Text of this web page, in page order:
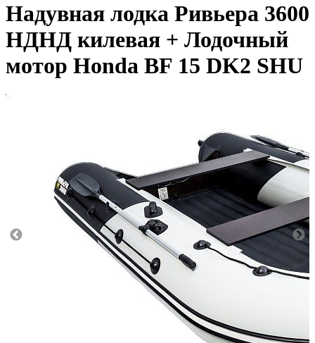
Надувная лодка Ривьера 3600
НДНД килевая + Лодочный
мотор Honda BF 15 DK2 SHU